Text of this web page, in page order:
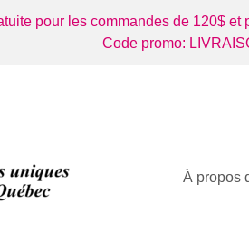
pour les commandes de 120$
Code promo:
À propos